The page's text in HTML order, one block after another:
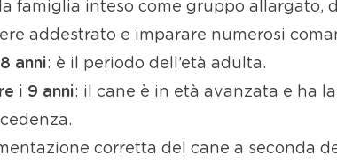
famiglia inteso come gruppo allargato,
addestrato e imparare numerosi
anni: è il periodo dell’età adulta.
i 9 anni: il cane è in età avanzata e ha
corretta del cane a seconda